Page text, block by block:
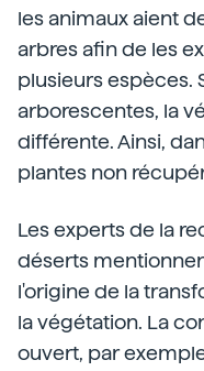
les animaux aient
arbres afin de les
plusieurs espèces.
arborescentes, la
différente. Ainsi,
plantes non
Les experts de la
déserts
l'origine de la
la végétation. La
ouvert, par